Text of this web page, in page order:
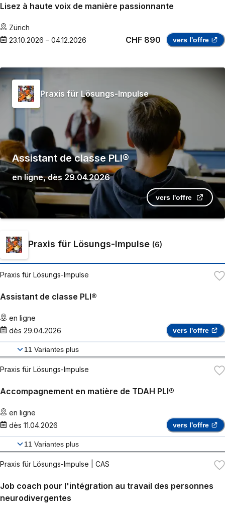
Lisez à haute voix de manière passionnante
Zürich
23.10.2026 – 04.12.2026 CHF 890 vers l'offre
Praxis für Lösungs-Impulse
Assistant de classe PLI®
en ligne,dès 29.04.2026
vers l'offre
Praxis für Lösungs-Impulse (6)
Praxis für Lösungs-Impulse
Assistant de classe PLI®
en ligne
dès 29.04.2026 vers l'offre
11 Variantes plus
Praxis für Lösungs-Impulse
Accompagnement en matière de TDAH PLI®
en ligne
dès 11.04.2026 vers l'offre
11 Variantes plus
Praxis für Lösungs-Impulse | CAS
Job coach pour l'intégration au travail des personnes
neurodivergentes